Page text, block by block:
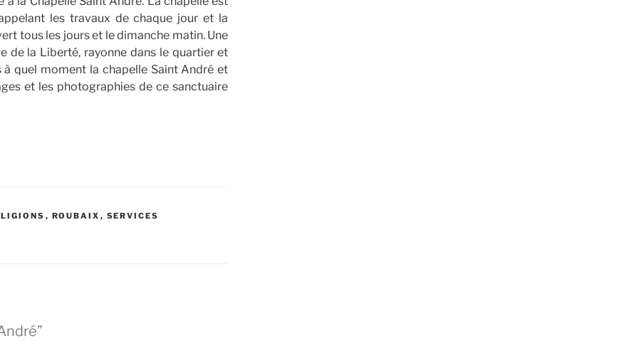
les travaux de chaque jour et la
tous les jours et le dimanche matin. Une
de la Liberté, rayonne dans le quartier et
quel moment la chapelle Saint André et
et les photographies de ce sanctuaire
, ROUBAIX , SERVICES